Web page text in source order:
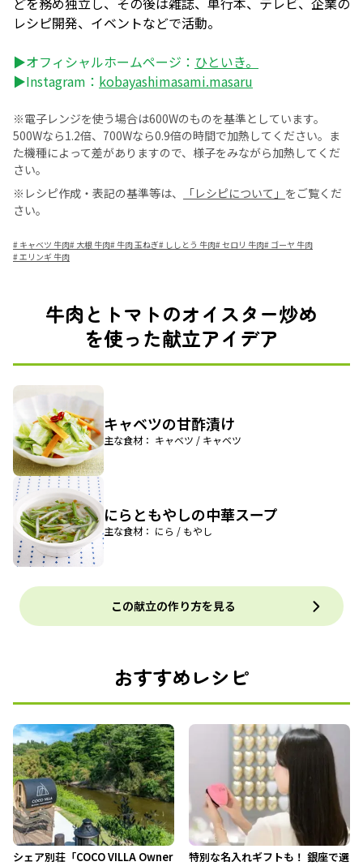
レシピ開発、イベントなどで活動。
▶オフィシャルホームページ： ひといき。
▶Instagram： kobayashimasami.masaru
※電子レンジを使う場合は600Wのものを基準としています。
500Wなら1.2倍、700Wなら0.9倍の時間で加熱してください。ま
た機種によって差がありますので、様子をみながら加熱してくだ
さい。
※レシピ作成・表記の基準等は、
「レシピについて」 をご覧くだ
さい。
# キャベツ 牛肉# 大根 牛肉#牛肉 玉ねぎ# ししとう 牛肉#セロリ 牛肉# ゴーヤ 牛肉
#エリンギ 牛肉
牛肉とトマトのオイスター炒め
を使った献立アイデア
キャベツの甘酢漬け
主な食材： キャベツ / キャベツ
にらともやしの中華スープ
主な食材： にら / もやし
この献立の作り方を見る
おすすめレシピ
シェア別荘「COCO VILLA Owner
特別な名入れギフトも！ 銀座で選